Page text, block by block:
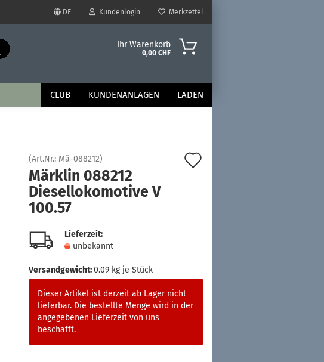
DE Kundenlogin
vergessen?
Merkzettel
Ihr Warenkorb
0,00 CHF
CLUB KUNDENANLAGEN LADEN
(Art.Nr.: Mä-088212)
Märklin 088212
Diesellokomotive V
100.57
Lieferzeit:
unbekannt
Versandgewicht:0.09kg je Stück
Dieser Artikel ist derzeit ab Lager nicht
lieferbar. Die bestellte Menge wird in der
angegebenen Lieferzeit von uns
beschafft.